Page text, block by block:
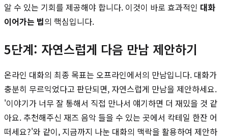
알 수 있는 기회를 제공해야 합니다. 이것이 바로 효과적인 대화
이어가는 법의 핵심입니다.
5단계: 자연스럽게 다음 만남 제안하기
온라인 대화의 최종 목표는 오프라인에서의 만남입니다. 대화가
충분히 무르익었다고 판단되면, 자연스럽게 만남을 제안하세요.
'이야기가 너무 잘 통해서 직접 만나서 얘기하면 더 재밌을 것 같
아요. 추천해주신 재즈 음악 들을 수 있는 곳에서 칵테일 한잔 어
떠세요?'와 같이, 지금까지 나눈 대화의 맥락을 활용하여 제안하